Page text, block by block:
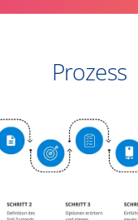
Prozess